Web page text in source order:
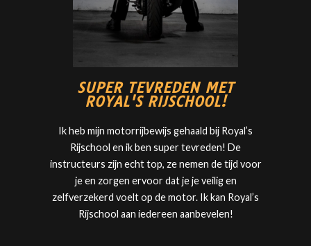
SUPER TEVREDEN MET
ROYAL'S RIJSCHOOL!
Ik heb mijn motorrijbewijs gehaald bij Royal’s
Rijschool en ik ben super tevreden! De
instructeurs zijn echt top, ze nemen de tijd voor
je en zorgen ervoor dat je je veilig en
zelfverzekerd voelt op de motor. Ik kan Royal’s
Rijschool aan iedereen aanbevelen!